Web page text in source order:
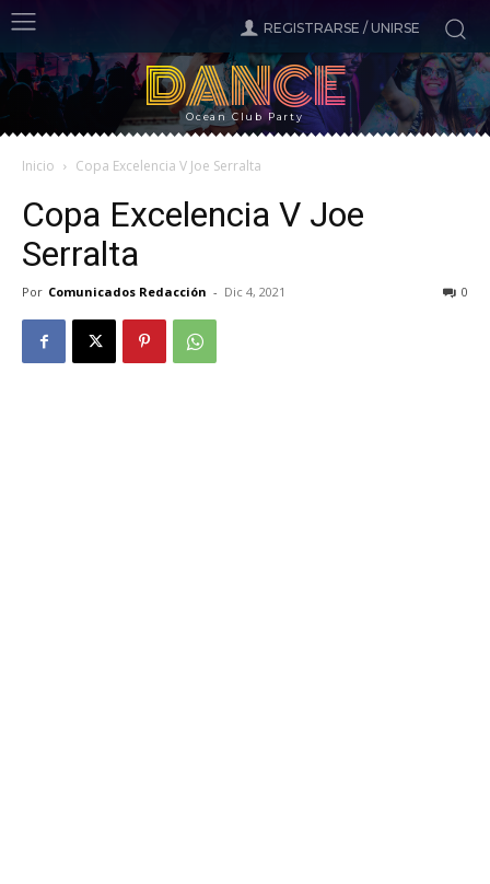
REGISTRARSE / UNIRSE
DANCE
Ocean Club Party
Inicio Copa Excelencia V Joe Serralta
Copa Excelencia V Joe
Serralta
Por Comunicados Redacción - Dic 4, 2021 0